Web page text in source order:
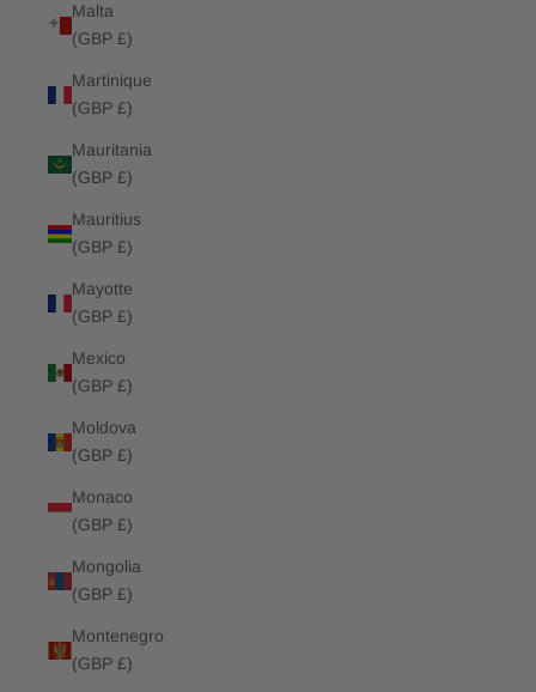
Malta
(GBP £)
Martinique
(GBP £)
Mauritania
(GBP £)
Mauritius
(GBP £)
Mayotte
(GBP £)
Mexico
(GBP £)
Moldova
(GBP £)
Monaco
(GBP £)
Mongolia
(GBP £)
Montenegro
(GBP £)